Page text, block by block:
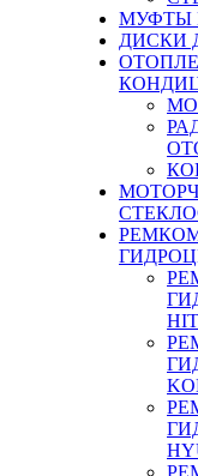
МУФТЫ
ДИСКИ